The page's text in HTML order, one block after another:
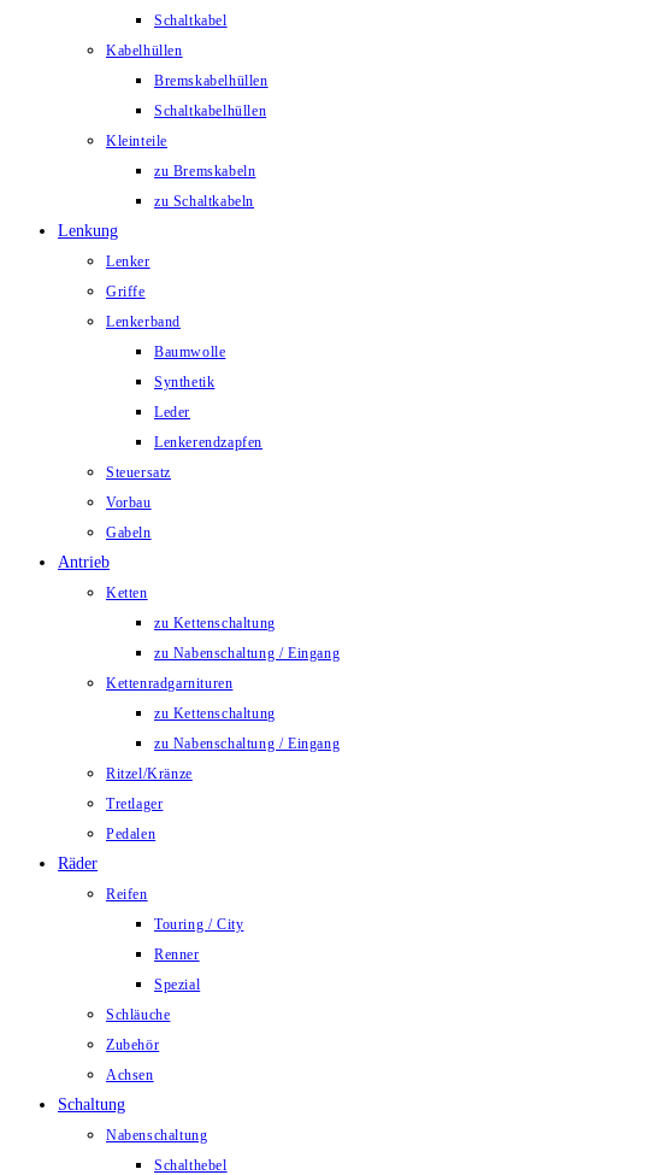
Schaltkabel
Kabelhüllen
Bremskabelhüllen
Schaltkabelhüllen
Kleinteile
zu Bremskabeln
zu Schaltkabeln
Lenkung
Lenker
Griffe
Lenkerband
Baumwolle
Synthetik
Leder
Lenkerendzapfen
Steuersatz
Vorbau
Gabeln
Antrieb
Ketten
zu Kettenschaltung
zu Nabenschaltung / Eingang
Kettenradgarnituren
zu Kettenschaltung
zu Nabenschaltung / Eingang
Ritzel/Kränze
Tretlager
Pedalen
Räder
Reifen
Touring / City
Renner
Spezial
Schläuche
Zubehör
Achsen
Schaltung
Nabenschaltung
Schalthebel